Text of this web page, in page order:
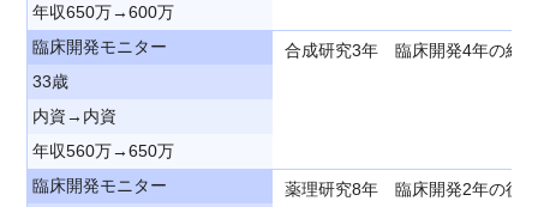
年収650万→600万
臨床開発モニター
合成研究3年 臨床開発4年の経
33歳
内資→内資
年収560万→650万
臨床開発モニター
薬理研究8年 臨床開発2年の後